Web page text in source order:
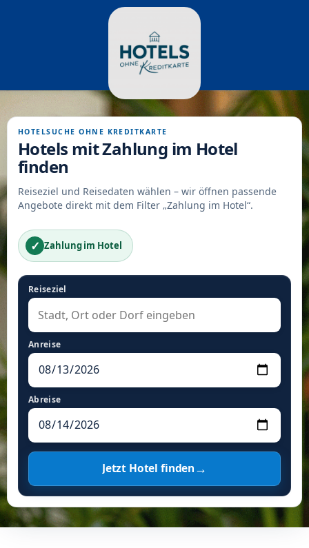
HOTELSUCHE OHNE KREDITKARTE
Hotels mit Zahlung im Hotel
finden
Reiseziel und Reisedaten wählen – wir öffnen passende
Angebote direkt mit dem Filter „Zahlung im Hotel“.
✓ Zahlung im Hotel
Reiseziel
Anreise
Abreise
Jetzt Hotel finden→